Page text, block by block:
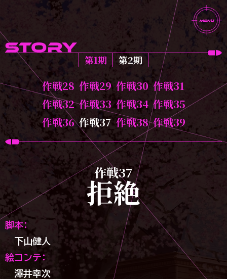
第1期 第2期
作戦28 作戦29 作戦30 作戦31
作戦32 作戦33 作戦34 作戦35
作戦36 作戦37 作戦38 作戦39
作戦37
拒絶
脚本：
下山健人
絵コンテ：
澤井幸次